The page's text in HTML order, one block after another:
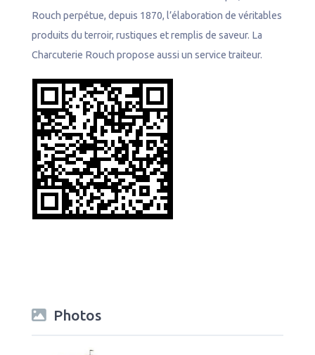
Rouch perpétue, depuis 1870, l’élaboration de véritables
produits du terroir, rustiques et remplis de saveur. La
Charcuterie Rouch propose aussi un service traiteur.
Photos
l